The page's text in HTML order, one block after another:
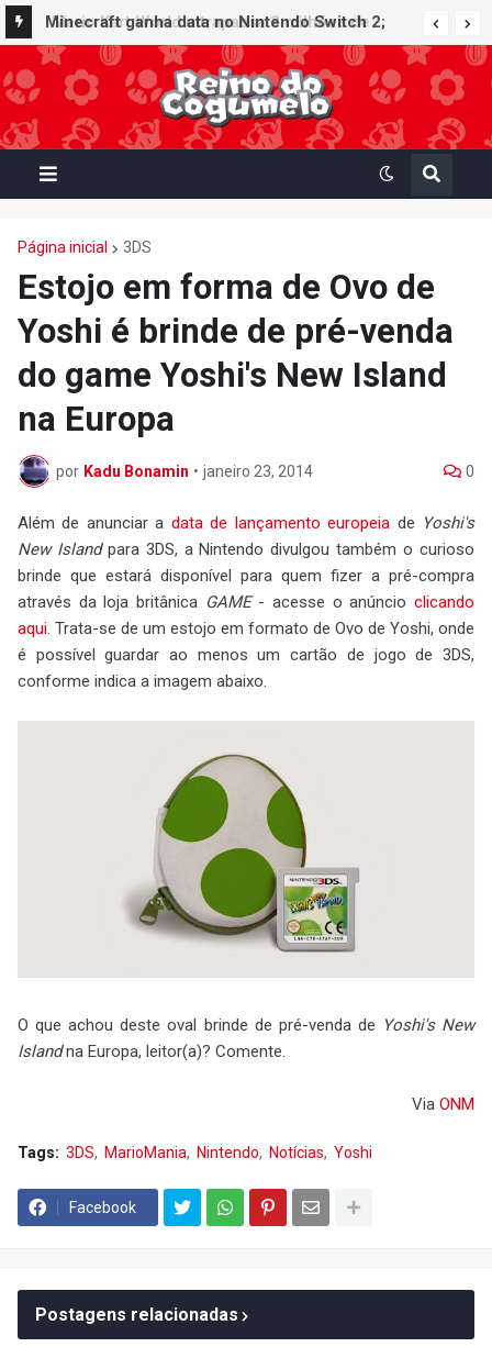
Minecraft ganha data no Nintendo Switch 2;
Super Mario Mash-Up receberá atualização
gráfica exclusiva
Página inicial 3DS
Estojo em forma de Ovo de
Yoshi é brinde de pré-venda
do game Yoshi's New Island
na Europa
por Kadu Bonamin • janeiro 23, 2014 0
Além de anunciar a data de lançamento europeia de Yoshi's
New Islandpara 3DS, a Nintendo divulgou também o curioso
brinde que estará disponível para quem fizer a pré-compra
através da loja britânica GAME- acesse o anúncioclicando
aqui. Trata-se de um estojo em formato de Ovo de Yoshi, onde
é possível guardar ao menos um cartão de jogo de 3DS,
conforme indica a imagem abaixo.
O que achou deste oval brinde de pré-venda de Yoshi's New
Islandna Europa, leitor(a)? Comente.
Via ONM
Tags: 3DS MarioMania Nintendo Notícias Yoshi
Facebook
Postagens relacionadas